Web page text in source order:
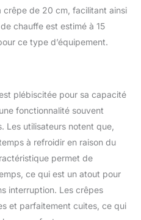
de 20 cm, facilitant ainsi
chauffe est estimé à 15
ce type d’équipement.
plébiscitée pour sa capacité
fonctionnalité souvent
Les utilisateurs notent que,
à refroidir en raison du
permet de
ce qui est un atout pour
interruption. Les crêpes
et parfaitement cuites, ce qui